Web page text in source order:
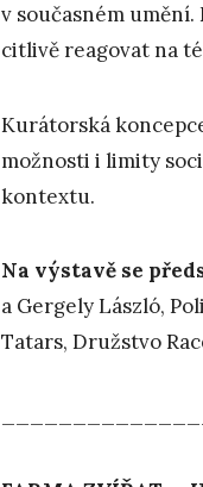
v současném
citlivě reagovat na
Kurátorská
možnosti i limity
kontextu.
Na výstavě se
a Gergely László,
Tatars, Družstvo